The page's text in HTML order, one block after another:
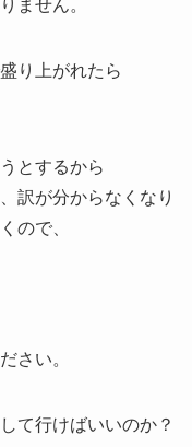
ません。
り上がれたら
とするから
訳が分からなくなり
ので、
さい。
て行けばいいのか？